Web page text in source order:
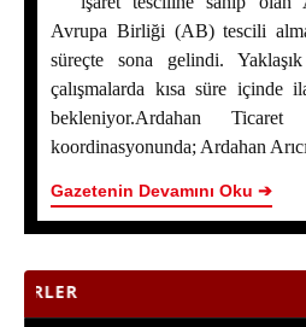
Avrupa Birliği (AB) tescili
süreçte sona gelindi.
çalışmalarda kısa süre içinde
bekleniyor.Ardahan
koordinasyonunda; Ardahan
Gazetenin Devamını Oku ➔
Araştırmacı Yazar, Bora
Bisikletçiler Gitti, Kayakçılar
Rüzgârı Esiyor
Ardahan Emniyet
Plaka Duyurusu
Ardahan Belediye Başkanı